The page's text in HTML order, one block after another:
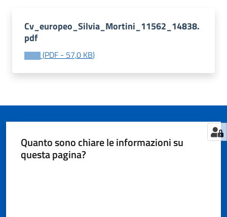
Tutti
Seguici
su
Cv_europeo_Silvia_Mortini_11562_14838.
pdf
(PDF - 57,0 KB)
Quanto sono chiare le informazioni su
questa pagina?